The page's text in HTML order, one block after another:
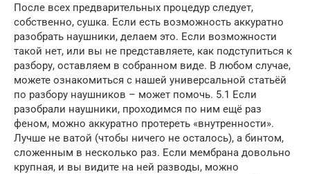
После всех предварительных процедур следует,
собственно, сушка. Если есть возможность аккуратно
разобрать наушники, делаем это. Если возможности
такой нет, или вы не представляете, как подступиться к
разбору, оставляем в собранном виде. В любом случае,
можете ознакомиться с нашей универсальной статьёй
по разбору наушников – может помочь. 5.1 Если
разобрали наушники, проходимся по ним ещё раз
феном, можно аккуратно протереть «внутренности».
Лучше не ватой (чтобы ничего не осталось), а бинтом,
сложенным в несколько раз. Если мембрана довольно
крупная, и вы видите на ней разводы, можно